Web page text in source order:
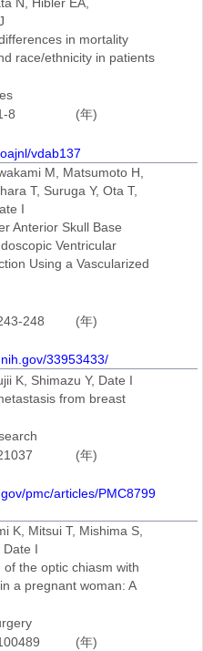
in mortality
race/ethnicity in patients
8
(年)
vdab137
M, Matsumoto H,
T, Suruga Y, Ota T,
I
Anterior Skull Base
Ventricular
Using a Vascularized
248
(年)
33953433/
K, Shimazu Y, Date I
from breast
(年)
pmc/articles/PMC8799
K, Mitsui T, Mishima S,
Date I
the optic chiasm with
a pregnant woman: A
(年)